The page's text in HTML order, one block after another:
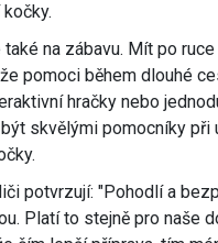
na zábavu. Mít po
pomoci během dlouhé
hračky nebo
být skvělými pomocníky při
potvrzují: "Pohodlí a
Platí to stejně pro naše